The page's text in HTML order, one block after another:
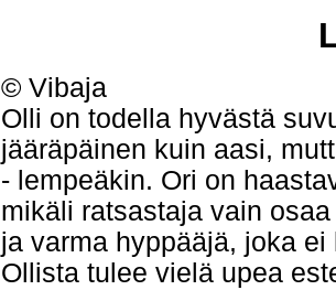
© Vibaja
Olli on todella hyvästä
jääräpäinen kuin aasi,
- lempeäkin. Ori on
mikäli ratsastaja vain
ja varma hyppääjä, joka
Ollista tulee vielä upea